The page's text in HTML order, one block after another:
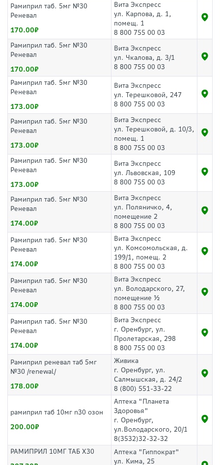
Рамиприл таб. 5мг №30
Реневал
170.00
Вита Экспресс
ул. Карпова, д. 1,
помещ. 1
8 800 755 00 03
Рамиприл таб. 5мг №30
Реневал
170.00
Вита Экспресс
ул. Чкалова, д. 3/1
8 800 755 00 03
Рамиприл таб. 5мг №30
Реневал
173.00
Вита Экспресс
ул. Терешковой, 247
8 800 755 00 03
Рамиприл таб. 5мг №30
Реневал
173.00
Вита Экспресс
ул. Терешковой, д. 10/3,
помещ. 1
8 800 755 00 03
Рамиприл таб. 5мг №30
Реневал
173.00
Вита Экспресс
ул. Львовская, 109
8 800 755 00 03
Рамиприл таб. 5мг №30
Реневал
174.00
Вита Экспресс
ул. Поляничко, 4,
помещение 2
8 800 755 00 03
Рамиприл таб. 5мг №30
Реневал
174.00
Вита Экспресс
ул. Комсомольская, д.
199/1, помещ. 2
8 800 755 00 03
Рамиприл таб. 5мг №30
Реневал
174.00
Вита Экспресс
ул. Володарского, 27,
помещение ½
8 800 755 00 03
Рамиприл таб. 5мг №30
Реневал
174.00
Вита Экспресс
г. Оренбург, ул.
Пролетарская, 298
8 800 755 00 03
Рамиприл реневал таб 5мг
№30 /renewal/
178.00
Живика
г. Оренбург, ул.
Салмышская, д. 24/2
8 (800) 551-33-22
рамиприл таб 10мг n30 озон
200.00
Аптека "Планета
Здоровья"
г. Оренбург,
ул.Володарского, 20/1
8(3532)32-32-32
РАМИПРИЛ 10МГ ТАБ Х30
Аптека "Гиппократ"
ул. Кима, 25